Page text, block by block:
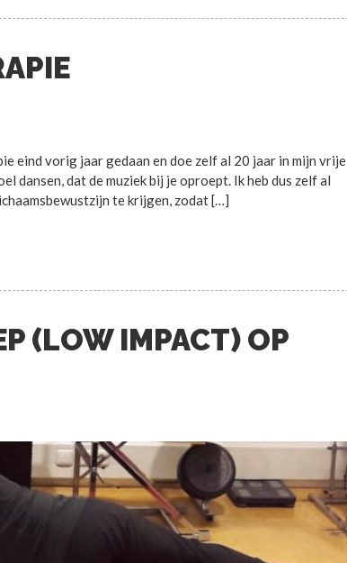
eind vorig jaar gedaan en doe zelf al 20 jaar in mijn vrije
dansen, dat de muziek bij je oproept. Ik heb dus zelf al
te krijgen, zodat […]
(LOW IMPACT) OP